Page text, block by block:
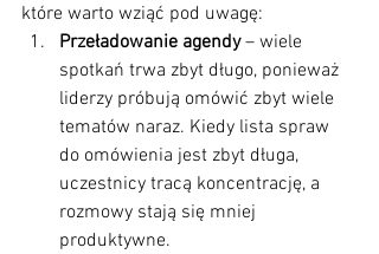
które warto wziąć pod uwagę:
Przeładowanie agendy – wiele
spotkań trwa zbyt długo, ponieważ
liderzy próbują omówić zbyt wiele
tematów naraz. Kiedy lista spraw
do omówienia jest zbyt długa,
uczestnicy tracą koncentrację, a
rozmowy stają się mniej
produktywne.